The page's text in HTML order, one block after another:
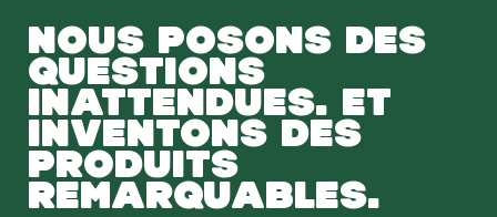
NOUS POSONS DES
QUESTIONS
INATTENDUES. ET
INVENTONS DES
PRODUITS
REMARQUABLES.